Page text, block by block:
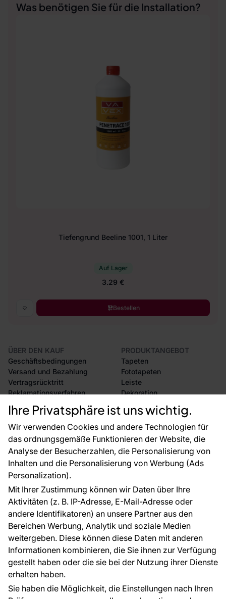
Ihre Privatsphäre ist uns wichtig.
Wir verwenden Cookies und andere Technologien für
das ordnungsgemäße Funktionieren der Website, die
Analyse der Besucherzahlen, die Personalisierung von
Inhalten und die Personalisierung von Werbung (Ads
Personalization).
Mit Ihrer Zustimmung können wir Daten über Ihre
Aktivitäten (z. B. IP-Adresse, E-Mail-Adresse oder
andere Identifikatoren) an unsere Partner aus den
Bereichen Werbung, Analytik und soziale Medien
weitergeben. Diese können diese Daten mit anderen
Informationen kombinieren, die Sie ihnen zur Verfügung
gestellt haben oder die sie bei der Nutzung ihrer Dienste
erhalten haben.
Sie haben die Möglichkeit, die Einstellungen nach Ihren
Was benötigen Sie für die Installation?
Tiefengrund Beeline 1001, 1 Liter
Auf Lager
3.29 €
Bestellen
ÜBER DEN KAUF
Geschäftsbedingungen
Versand und Bezahlung
Vertragsrücktritt
Reklamationsverfahren
Rücksendung von Waren
CE-Zertifizierung
Großhandel
Raumvisualisierung
PRODUKTANGEBOT
Tapeten
Fototapeten
Leiste
Dekoration
Selbstklebende Folien
Zubehör
Tapetenmuster
FÜR SIE
Blog
EU-Projekte
Ratschläge und Tipps
FAQ
ÜBER DAS UNTERNEHMEN
Kontakt
Haben Sie Fragen? Wir helfen Ihnen gerne weiter
und beraten Sie persönlich.
+49 781 95633072